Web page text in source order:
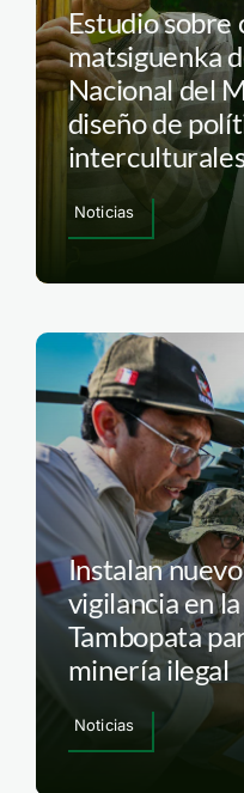
Estudio sobre
matsiguenka
Nacional del
diseño de
Noticias
Instalan
vigilancia en
Tambopata
minería ilegal
Noticias